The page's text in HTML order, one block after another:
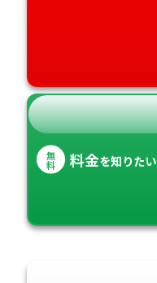
無
料 料金を知りたい